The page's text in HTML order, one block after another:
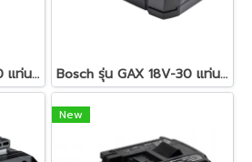
Bosch รุ่น GAL 18V-40 แท่นชาร์จเร็ว 18 V. (1600A019RJ) Bosch รุ่น GAX 18V-30 แท่นชาร์จเร็ว 12-18โวลต์ 2 ช่องเสียบ (10.8/12/14.4/18 V) (1600A011A9)
New